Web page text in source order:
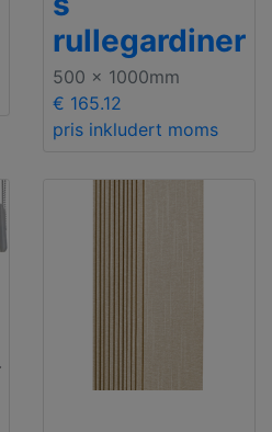
rullegardiner
500 x 1000mm
€ 165.12
pris inkludert moms